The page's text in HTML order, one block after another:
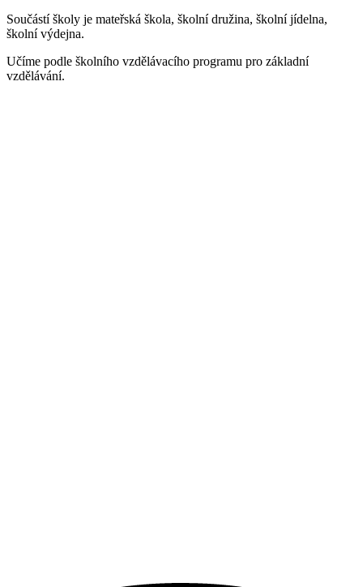
Součástí školy je mateřská škola, školní družina, školní jídelna,
školní výdejna.
Učíme podle školního vzdělávacího programu pro základní
vzdělávání.